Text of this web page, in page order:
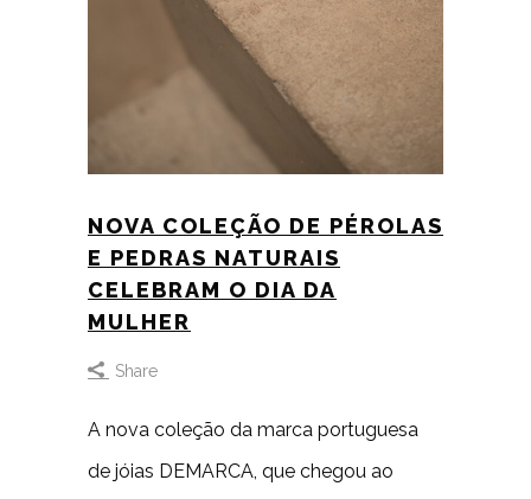
NOVA COLEÇÃO DE PÉROLAS
E PEDRAS NATURAIS
CELEBRAM O DIA DA
MULHER
Share
A nova coleção da marca portuguesa
de jóias DEMARCA, que chegou ao